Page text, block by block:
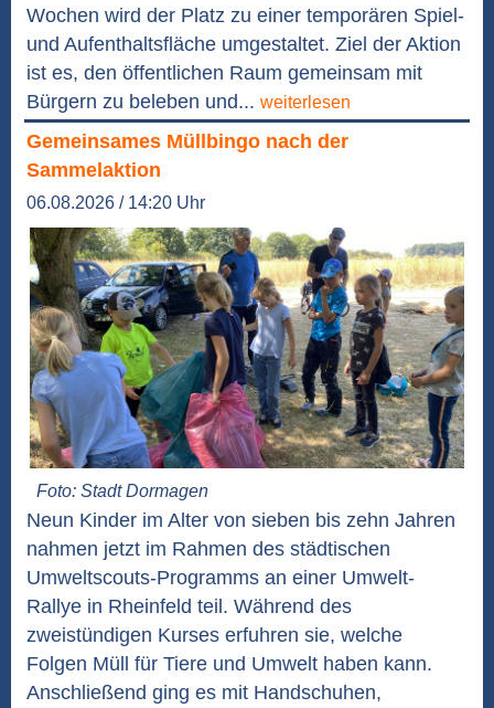
Wochen wird der Platz zu einer temporären Spiel-
und Aufenthaltsfläche umgestaltet. Ziel der Aktion
ist es, den öffentlichen Raum gemeinsam mit
Bürgern zu beleben und... weiterlesen
Gemeinsames Müllbingo nach der
Sammelaktion
06.08.2026 / 14:20 Uhr
Foto: Stadt Dormagen
Neun Kinder im Alter von sieben bis zehn Jahren
nahmen jetzt im Rahmen des städtischen
Umweltscouts-Programms an einer Umwelt-
Rallye in Rheinfeld teil. Während des
zweistündigen Kurses erfuhren sie, welche
Folgen Müll für Tiere und Umwelt haben kann.
Anschließend ging es mit Handschuhen,